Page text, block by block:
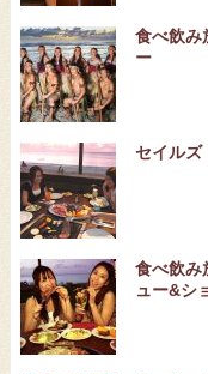
食べ飲み
ー
セイルズ
食べ飲み
ュー&シ